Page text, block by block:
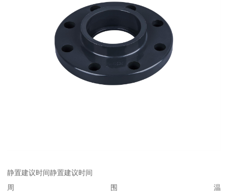
静置建议时间静置建议时间
周围温